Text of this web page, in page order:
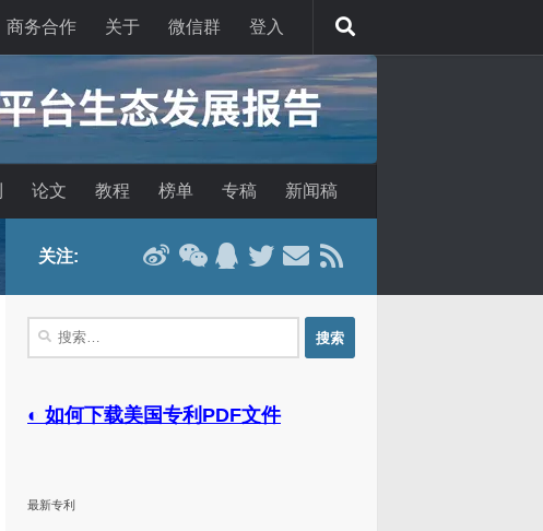
商务合作 关于 微信群 登入
论文 教程 榜单 专稿 新闻稿
关注:
搜
索：
◐ 如何下载美国专利PDF文件
最新专利